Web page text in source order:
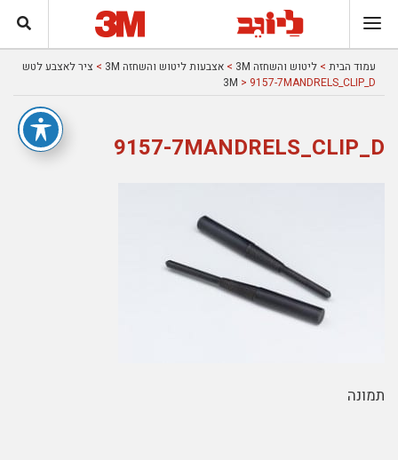
עמוד הבית > ליטוש והשחזה 3M > אצבעות ליטוש והשחזה 3M > ציר לאצבע לטש
3M > 9157-7MANDRELS_CLIP_D
9157-7MANDRELS_CLIP_D
תמונה